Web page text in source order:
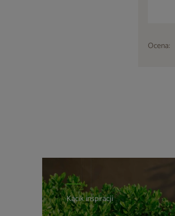
Ocena:
Kącik inspiracji